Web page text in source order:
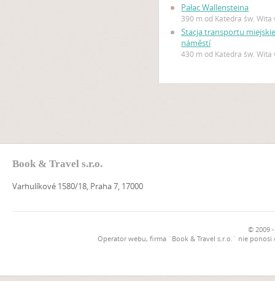
Pałac Wallensteina
390 m od Katedra św. Wita
Stacja transportu
náměstí
430 m od Katedra św. Wita
Book & Travel s.r.o.
Varhulíkové 1580/18, Praha 7, 17000
© 2009
Operator webu, firma `Book & Travel s.r.o.` nie